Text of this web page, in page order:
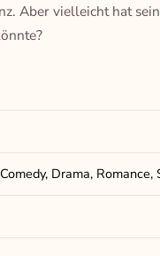
Aber vielleicht hat
Drama,